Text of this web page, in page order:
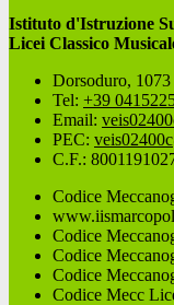
Istituto d'Istruzione
Licei Classico
Dorsoduro,
Tel: +39
Email:
PEC:
C.F.:
Codice
Codice
Codice
Codice
Codice Mecc